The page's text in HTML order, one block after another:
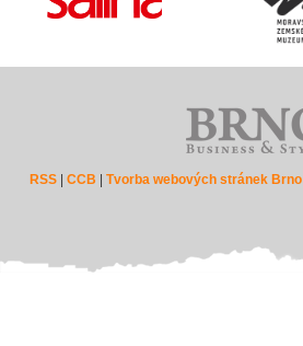
RSS |CCB |Tvorba webových stránek Brno